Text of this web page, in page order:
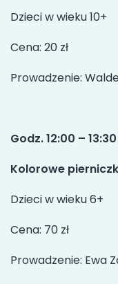
Dzieci w wieku 10+
Cena: 20 zł
Prowadzenie:
Godz. 12:00 – 13:30
Kolorowe
Dzieci w wieku 6+
Cena: 70 zł
Prowadzenie: Ewa